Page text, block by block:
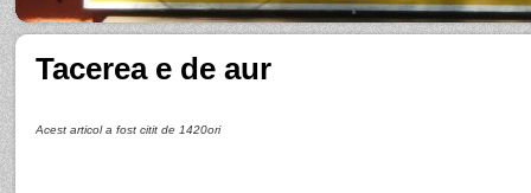
Tacerea e de aur
Acest articol a fost citit de 1420ori